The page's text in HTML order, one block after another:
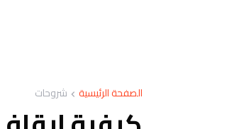
الصفحة الرئيسية شروحات